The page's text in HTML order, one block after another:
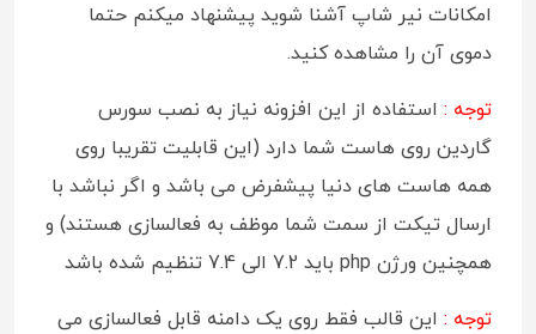
امکانات نیر شاپ آشنا شوید پیشنهاد میکنم حتما
دموی آن را مشاهده کنید.
توجه : استفاده از این افزونه نیاز به نصب سورس
گاردین روی هاست شما دارد (این قابلیت تقریبا روی
همه هاست های دنیا پیشفرض می باشد و اگر نباشد با
ارسال تیکت از سمت شما موظف به فعالسازی هستند) و
همچنین ورژن php باید 7.2 الی 7.4 تنظیم شده باشد
توجه : این قالب فقط روی یک دامنه قابل فعالسازی می